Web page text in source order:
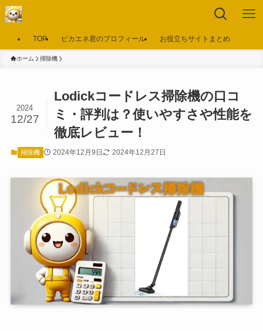
TOP ピカエネ君のプロフィール お役立ちサイトまとめ
ホーム 掃除機
Lodickコードレス掃除機の口コ
ミ・評判は？使いやすさや性能を
徹底レビュー！
2024
12/27
掃除機 2024年12月9日 2024年12月27日